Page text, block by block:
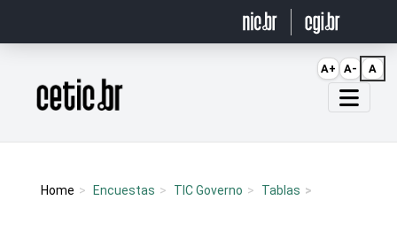
Página inicial
Home Encuestas TIC Governo Tablas
A+ A- A